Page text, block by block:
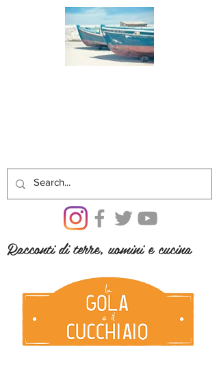
Racconti di terre, uomini e cucina